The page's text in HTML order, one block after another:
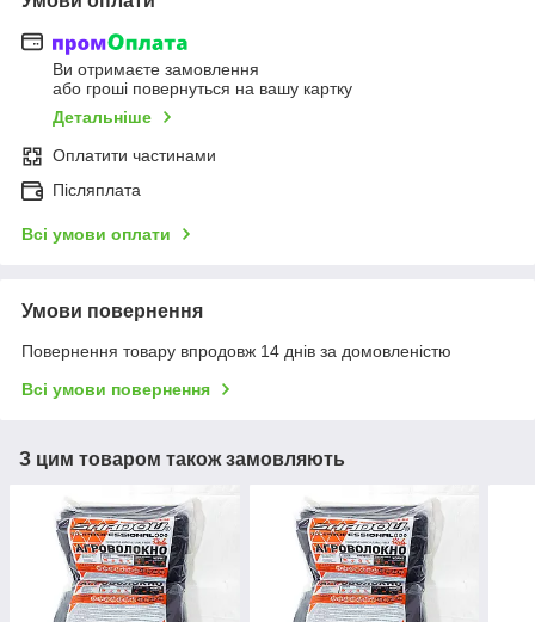
Ви отримаєте замовлення
або гроші повернуться на вашу картку
Детальніше
Оплатити частинами
Післяплата
Всі умови оплати
Умови повернення
Повернення товару впродовж 14 днів за домовленістю
Всі умови повернення
З цим товаром також замовляють